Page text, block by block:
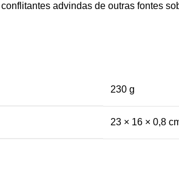
advindas de outras fontes
230 g
23 × 16 × 0,8